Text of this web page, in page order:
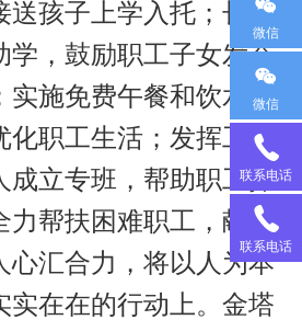
送孩子上学入托；长年
学，鼓励职工子女发奋
实施免费午餐和饮水净
职工生活；发挥工会
成立专班，帮助职工操
力帮扶困难职工，献爱
心汇合力，将以人为本
实在在的行动上。金塔
微信
微信
联系电话
18
95
38
联系电话
13
35